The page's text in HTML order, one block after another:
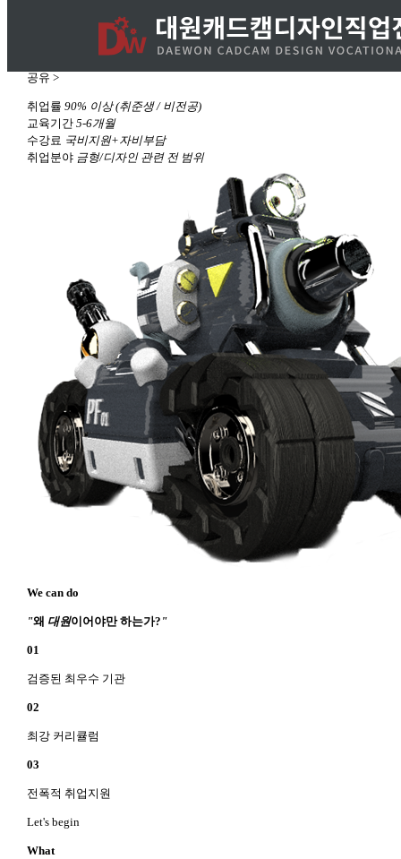
사출금형+3D 프린팅
온라인문의 > 카톡상담 >
공유 >
취업률 90% 이상(취준생 / 비전공)
교육기간 5-6개월
수강료 국비지원+자비부담
취업분야 금형/디자인 관련 전 범위
We can do
"왜 대원이어야만 하는가? "
01
검증된 최우수 기관
02
최강 커리큘럼
03
전폭적 취업지원
Let's begin
What